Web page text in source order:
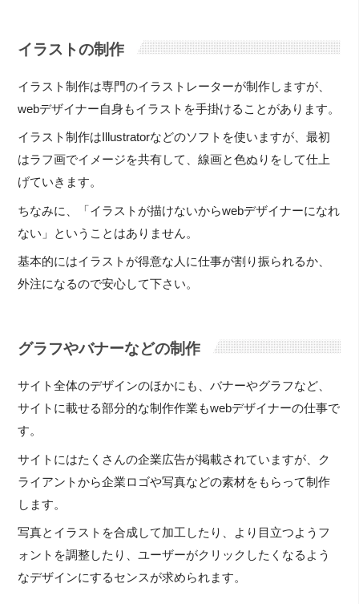
イラストの制作
イラスト制作は専門のイラストレーターが制作しますが、
webデザイナー自身もイラストを手掛けることがあります。
イラスト制作はIllustratorなどのソフトを使いますが、最初
はラフ画でイメージを共有して、線画と色ぬりをして仕上
げていきます。
ちなみに、「イラストが描けないからwebデザイナーになれ
ない」ということはありません。
基本的にはイラストが得意な人に仕事が割り振られるか、
外注になるので安心して下さい。
グラフやバナーなどの制作
サイト全体のデザインのほかにも、バナーやグラフなど、
サイトに載せる部分的な制作作業もwebデザイナーの仕事で
す。
サイトにはたくさんの企業広告が掲載されていますが、ク
ライアントから企業ロゴや写真などの素材をもらって制作
します。
写真とイラストを合成して加工したり、より目立つようフ
ォントを調整したり、ユーザーがクリックしたくなるよう
なデザインにするセンスが求められます。